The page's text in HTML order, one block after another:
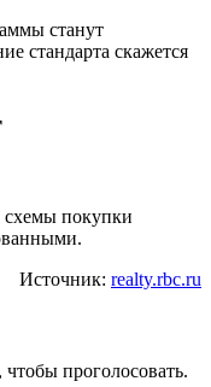
станут
стандарта скажется
схемы покупки
Источник: realty.rbc.ru
чтобы проголосовать.